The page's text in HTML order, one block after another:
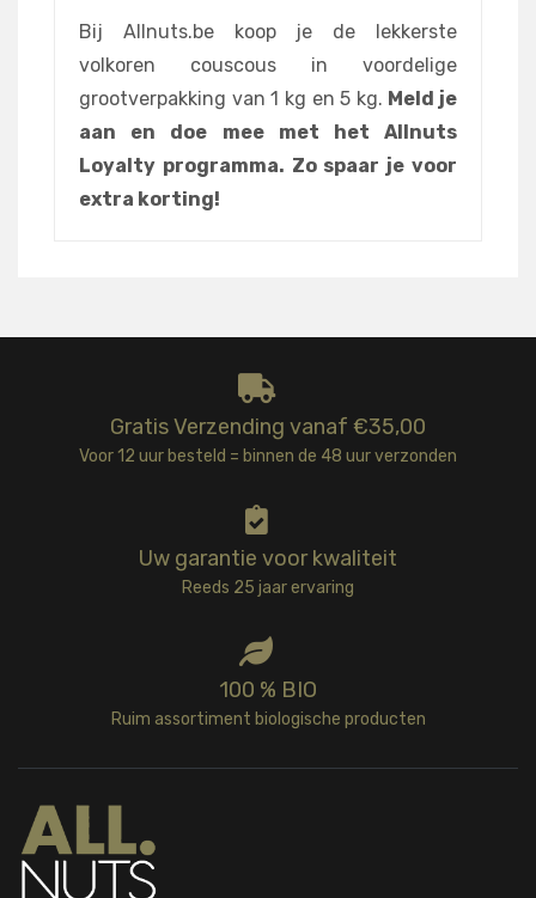
Bij Allnuts.be koop je de lekkerste
volkoren couscous in voordelige
grootverpakking van 1 kg en 5 kg. Meld je
aan en doe mee met het Allnuts
Loyalty programma. Zo spaar je voor
extra korting!
Gratis Verzending vanaf €35,00
Voor 12 uur besteld = binnen de 48 uur verzonden
Uw garantie voor kwaliteit
Reeds 25 jaar ervaring
100 % BIO
Ruim assortiment biologische producten